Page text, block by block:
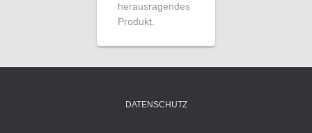
herausragendes
Produkt.
DATENSCHUTZ